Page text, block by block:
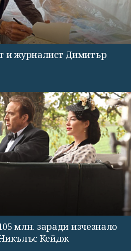
и журналист Димитър
млн. заради изчезнало
Кейдж